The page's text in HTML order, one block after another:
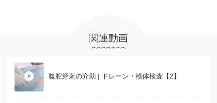
関連動画
腹腔穿刺の介助 | ドレーン・検体検査【2】